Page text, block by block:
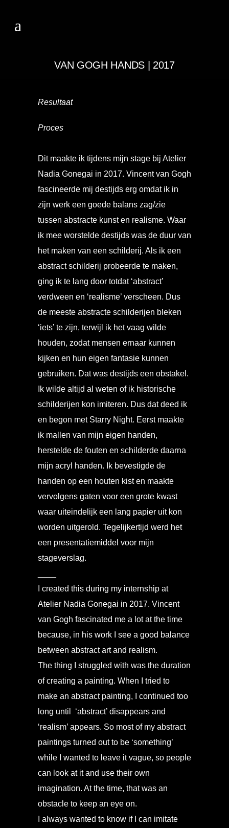
VAN GOGH HANDS | 2017
Resultaat
Proces
Dit maakte ik tijdens mijn stage bij Atelier
Nadia Gonegai in 2017. Vincent van Gogh
fascineerde mij destijds erg omdat ik in
zijn werk een goede balans zag/zie
tussen abstracte kunst en realisme. Waar
ik mee worstelde destijds was de duur van
het maken van een schilderij. Als ik een
abstract schilderij probeerde te maken,
ging ik te lang door totdat ‘abstract’
verdween en ‘realisme’ verscheen. Dus
de meeste abstracte schilderijen bleken
‘iets’ te zijn, terwijl ik het vaag wilde
houden, zodat mensen ernaar kunnen
kijken en hun eigen fantasie kunnen
gebruiken. Dat was destijds een obstakel.
Ik wilde altijd al weten of ik historische
schilderijen kon imiteren. Dus dat deed ik
en begon met Starry Night. Eerst maakte
ik mallen van mijn eigen handen,
herstelde de fouten en schilderde daarna
mijn acryl handen. Ik bevestigde de
handen op een houten kist en maakte
vervolgens gaten voor een grote kwast
waar uiteindelijk een lang papier uit kon
worden uitgerold. Tegelijkertijd werd het
een presentatiemiddel voor mijn
stageverslag.
I created this during my internship at
Atelier Nadia Gonegai in 2017. Vincent
van Gogh fascinated me a lot at the time
because, in his work I see a good balance
between abstract art and realism.
The thing I struggled with was the duration
of creating a painting. When I tried to
make an abstract painting, I continued too
long until ‘abstract’ disappears and
‘realism’ appears. So most of my abstract
paintings turned out to be ‘something’
while I wanted to leave it vague, so people
can look at it and use their own
imagination. At the time, that was an
obstacle to keep an eye on.
I always wanted to know if I can imitate